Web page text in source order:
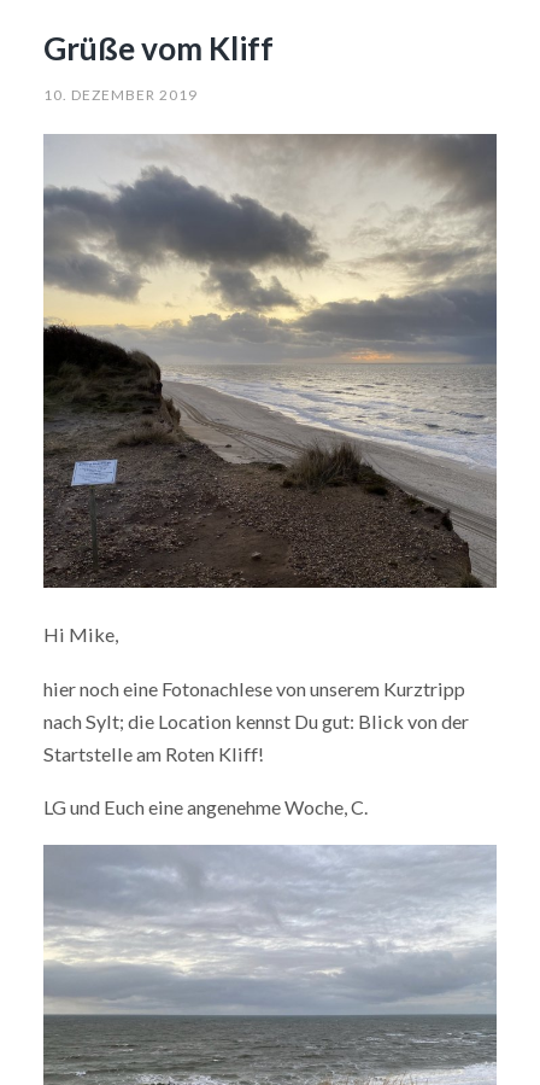
Grüße vom Kliff
10. DEZEMBER 2019
Hi Mike,
hier noch eine Fotonachlese von unserem Kurztripp
nach Sylt; die Location kennst Du gut: Blick von der
Startstelle am Roten Kliff!
LG und Euch eine angenehme Woche, C.